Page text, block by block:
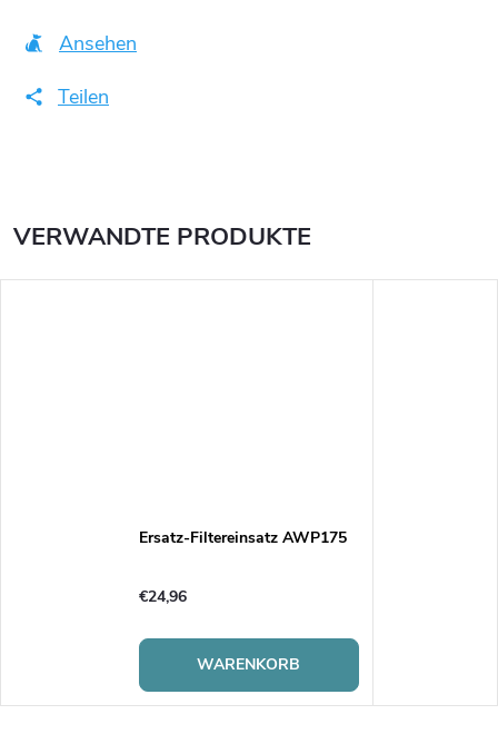
Ansehen
Teilen
VERWANDTE PRODUKTE
Ersatz-Filtereinsatz AWP175
€24,96
WARENKORB